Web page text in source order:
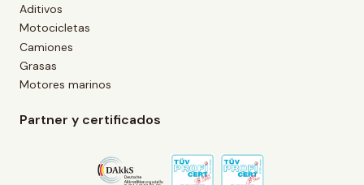
Aditivos
Motocicletas
Camiones
Grasas
Motores marinos
Partner y certificados